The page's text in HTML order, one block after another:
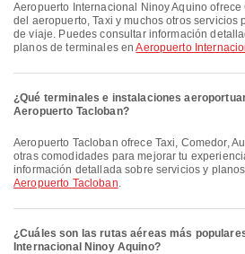
Aeropuerto Internacional Ninoy Aquino ofrece Clínica y farmacias, Hotel
del aeropuerto, Taxi y muchos otros servicios
de viaje. Puedes consultar información
planos de terminales enAeropuerto
¿Qué terminales e instalaciones
Aeropuerto Tacloban?
Aeropuerto Tacloban ofrece Taxi, Comedor, Autobús lanzadera y muchas
otras comodidades para mejorar tu
información detallada sobre servicios y
Aeropuerto Tacloban.
¿Cuáles son las rutas aéreas más
Internacional Ninoy Aquino?